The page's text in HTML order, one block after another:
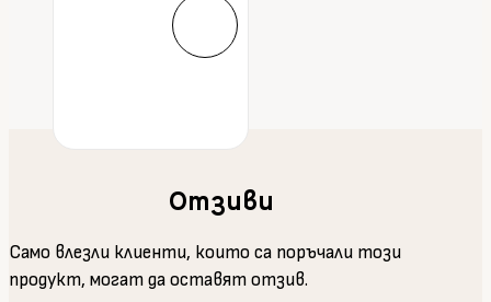
Отзиви
Само влезли клиенти, които са поръчали този
продукт, могат да оставят отзив.